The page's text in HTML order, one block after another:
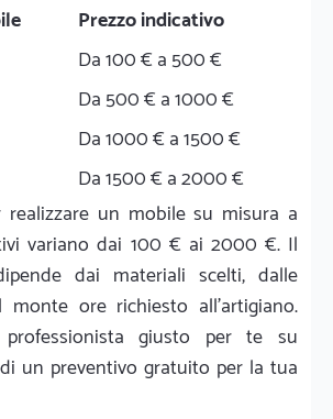
Prezzo indicativo
Da 100 € a 500 €
Da 500 € a 1000 €
Da 1000 € a 1500 €
Da 1500 € a 2000 €
un mobile su misura a
variano dai 100 € ai 2000 €. Il
dai materiali scelti, dalle
ore richiesto all'artigiano.
giusto per te su
un preventivo gratuito per la tua